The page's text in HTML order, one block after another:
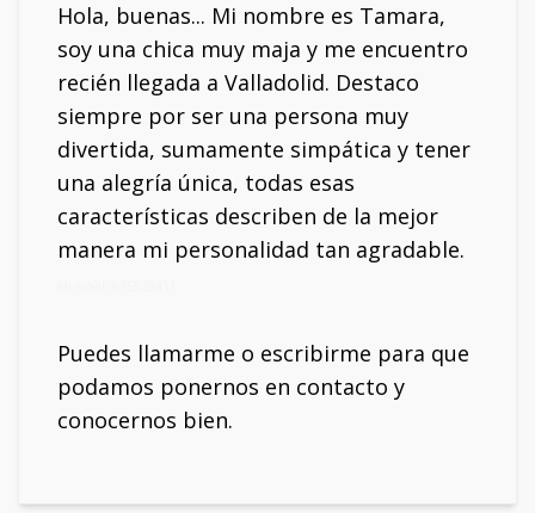
Hola, buenas... Mi nombre es Tamara,
soy una chica muy maja y me encuentro
recién llegada a Valladolid. Destaco
siempre por ser una persona muy
divertida, sumamente simpática y tener
una alegría única, todas esas
características describen de la mejor
manera mi personalidad tan agradable.
Puedes llamarme o escribirme para que
podamos ponernos en contacto y
conocernos bien.